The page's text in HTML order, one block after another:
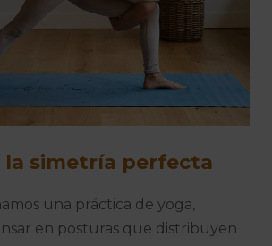
la simetría perfecta
una práctica de yoga,
en posturas que distribuyen